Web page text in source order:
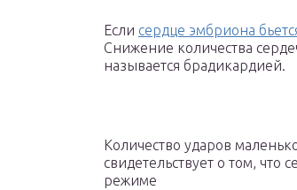
Если сердце эмбриона
Снижение количества
называется брадикардией.
Количество ударов
свидетельствует о том, что
режиме